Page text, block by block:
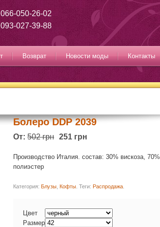
066-050-26-02
093-027-39-88
Возврат Новости моды Контакты
Болеро DDP 2039
От: 502 грн 251 грн
Производство Италия. состав: 30% вискоза, 70%
полиэстер
Категория: Блузы Кофты Теги: Распродажа
Цвет
Размер